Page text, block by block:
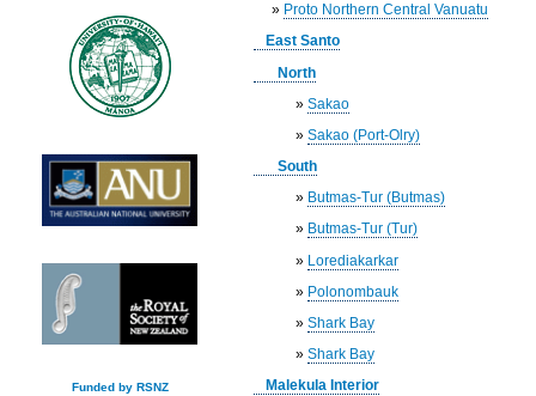
Funded by RSNZ
» Proto Northern Central Vanuatu
East Santo
North
»Sakao
»Sakao (Port-Olry)
South
» Butmas-Tur (Butmas)
» Butmas-Tur (Tur)
» Lorediakarkar
» Polonombauk
»Shark Bay
»Shark Bay
Malekula Interior